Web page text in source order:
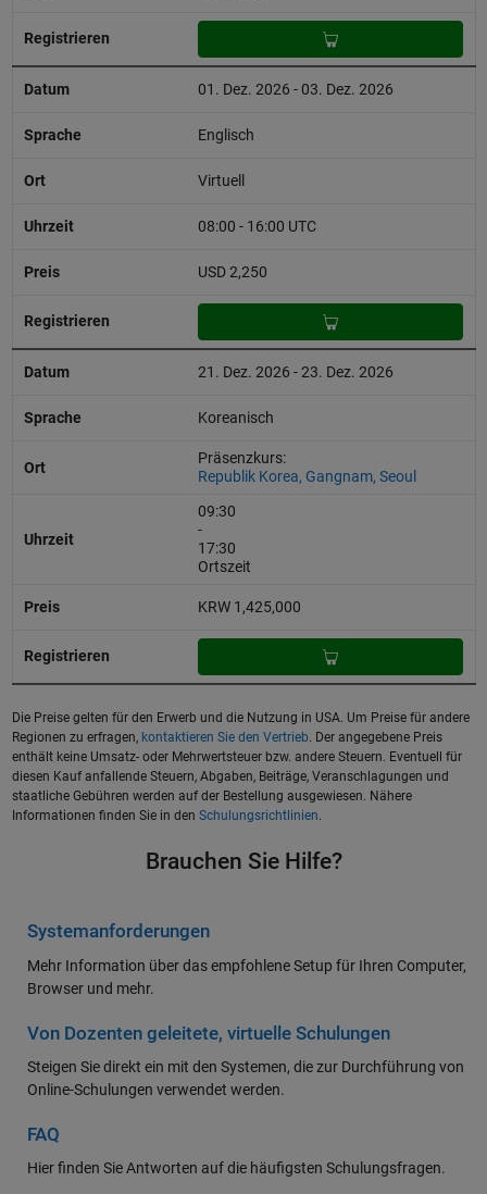
01. Dez. 2026 - 03. Dez. 2026
Englisch
Virtuell
08:00 - 16:00 UTC
USD 2,250
21. Dez. 2026 - 23. Dez. 2026
Koreanisch
Präsenzkurs:
Republik Korea, Gangnam, Seoul
09:30
-
17:30
Ortszeit
KRW 1,425,000
Die Preise gelten für den Erwerb und die Nutzung in USA. Um Preise für andere
Regionen zu erfragen, kontaktieren Sie den Vertrieb. Der angegebene Preis
enthält keine Umsatz- oder Mehrwertsteuer bzw. andere Steuern. Eventuell für
diesen Kauf anfallende Steuern, Abgaben, Beiträge, Veranschlagungen und
staatliche Gebühren werden auf der Bestellung ausgewiesen. Nähere
Informationen finden Sie in den Schulungsrichtlinien.
Brauchen Sie Hilfe?
Systemanforderungen
Mehr Information über das empfohlene Setup für Ihren Computer,
Browser und mehr.
Von Dozenten geleitete, virtuelle Schulungen
Steigen Sie direkt ein mit den Systemen, die zur Durchführung von
Online-Schulungen verwendet werden.
FAQ
Hier finden Sie Antworten auf die häufigsten Schulungsfragen.